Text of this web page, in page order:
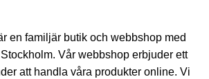
en familjär butik och webbshop med
Vår webbshop erbjuder ett
att handla våra produkter online. Vi